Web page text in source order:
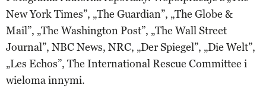
New York Times”, „The Guardian”, „The Globe &
Mail”, „The Washington Post”, „The Wall Street
Journal”, NBC News, NRC, „Der Spiegel”, „Die Welt”,
„Les Echos”, The International Rescue Committee i
wieloma innymi.